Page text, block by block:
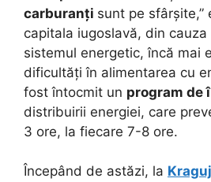
carburanți sunt pe sfârșite,”
capitala iugoslavă, din cauza
sistemul energetic, încă mai
dificultăți în alimentarea cu
fost întocmit un program de
distribuirii energiei, care
3 ore, la fiecare 7-8 ore.
Începând de astăzi, la